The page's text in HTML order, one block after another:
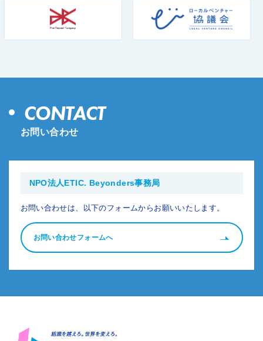
CONTACT
お問い合わせ
NPO法人ETIC. Beyonders事務局
お問い合わせは、以下のフォームからお願いいたします。
お問い合わせフォームへ